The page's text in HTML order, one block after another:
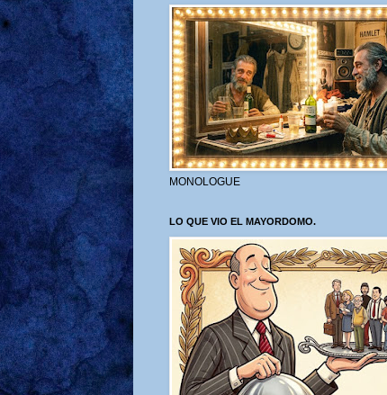
MONOLOGUE
LO QUE VIO EL MAYORDOMO.